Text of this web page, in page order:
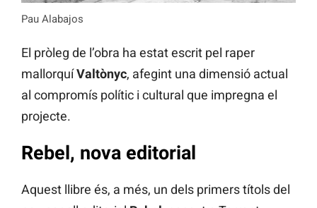
Pau Alabajos
El pròleg de l’obra ha estat escrit pel raper
mallorquíValtònyc, afegint una dimensió actual
al compromís polític i cultural que impregna el
projecte.
Rebel, nova editorial
Aquest llibre és, a més, un dels primers títols del